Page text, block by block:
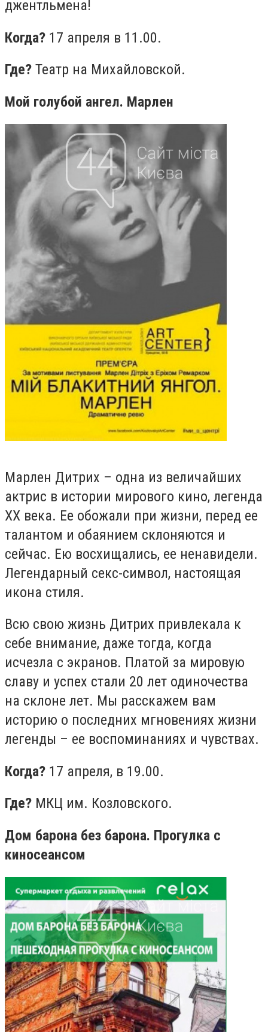
джентльмена!
Когда? 17 апреля в 11.00.
Где? Театр на Михайловской.
Мой голубой ангел. Марлен
Марлен Дитрих – одна из величайших
актрис в истории мирового кино, легенда
XX века. Ее обожали при жизни, перед ее
талантом и обаянием склоняются и
сейчас. Ею восхищались, ее ненавидели.
Легендарный секс-символ, настоящая
икона стиля.
Всю свою жизнь Дитрих привлекала к
себе внимание, даже тогда, когда
исчезла с экранов. Платой за мировую
славу и успех стали 20 лет одиночества
на склоне лет. Мы расскажем вам
историю о последних мгновениях жизни
легенды – ее воспоминаниях и чувствах.
Когда? 17 апреля, в 19.00.
Где? МКЦ им. Козловского.
Дом барона без барона. Прогулка с
киносеансом